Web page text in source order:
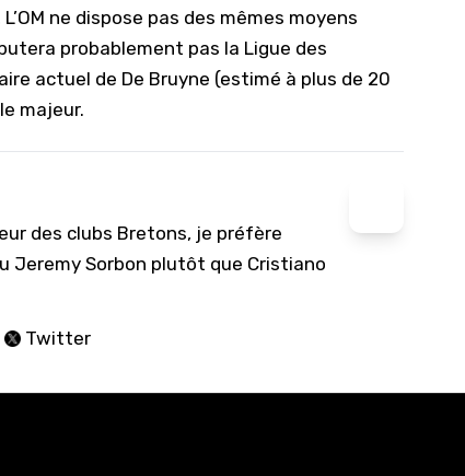
ne dispose pas des mêmes moyens
probablement pas la Ligue des
actuel de De Bruyne (estimé à plus de 20
majeur.
des clubs Bretons, je préfère
Jeremy Sorbon plutôt que Cristiano
Twitter